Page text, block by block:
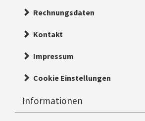
Rechnungsdaten
Kontakt
Impressum
Cookie Einstellungen
Informationen